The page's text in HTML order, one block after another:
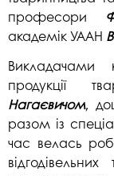
професори
академік УААН
Викладачами
продукції
Нагаєвичом,
разом із
час велась